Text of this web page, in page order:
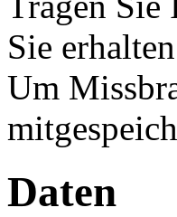
Sie
Um
Daten